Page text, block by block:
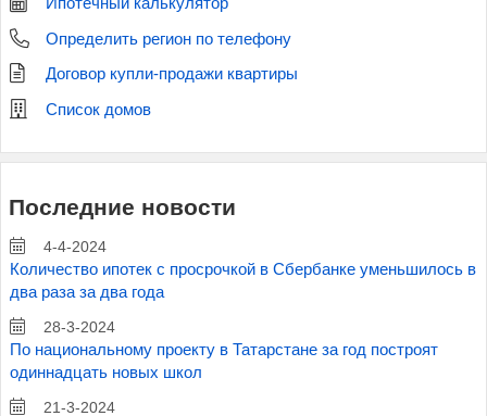
Определить регион по телефону
Договор купли-продажи квартиры
Список домов
Последние новости
4-4-2024
Количество ипотек с просрочкой в Сбербанке уменьшилось в
два раза за два года
28-3-2024
По национальному проекту в Татарстане за год построят
одиннадцать новых школ
21-3-2024